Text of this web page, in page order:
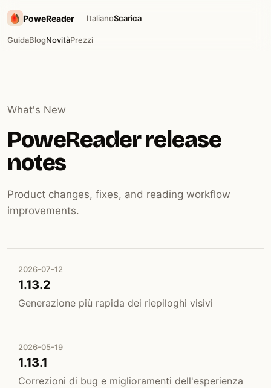
PoweReader
GuidaBlogNovitàPrezzi
ItalianoScarica
What's New
PoweReader release
notes
Product changes, fixes, and reading workflow
improvements.
2026-07-12
1.13.2
Generazione più rapida dei riepiloghi visivi
2026-05-19
1.13.1
Correzioni di bug e miglioramenti dell'esperienza